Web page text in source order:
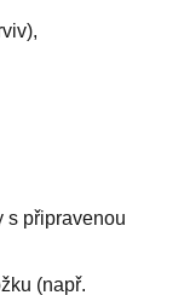
s připravenou
(např.